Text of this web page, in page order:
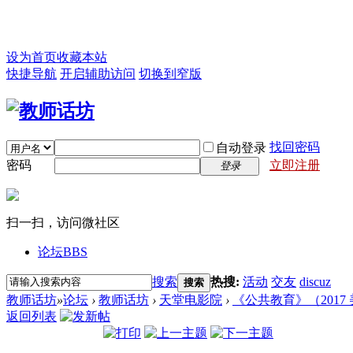
设为首页收藏本站
快捷导航 开启辅助访问 切换到窄版
自动登录 找回密码
密码
登录 立即注册
扫一扫，访问微社区
论坛BBS
搜索 搜索 热搜: 活动 交友 discuz
教师话坊»论坛 › 教师话坊 › 天堂电影院 ›
《公共教育》（2017
返回列表